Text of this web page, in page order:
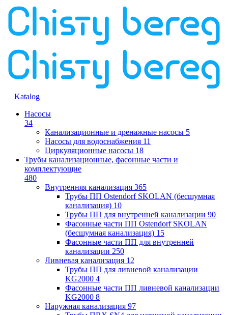
Katalog
Насосы
34
Канализационные и дренажные насосы 5
Насосы для водоснабжения 11
Циркуляционные насосы 18
Трубы канализационные, фасонные части и
комплектующие
480
Внутренняя канализация 365
Трубы ПП Ostendorf SKOLAN (бесшумная
канализация) 10
Трубы ПП для внутренней канализации 90
Фасонные части ПП Ostendorf SKOLAN
(бесшумная канализация) 15
Фасонные части ПП для внутренней
канализации 250
Ливневая канализация 12
Трубы ПП для ливневой канализации
KG2000 4
Фасонные части ПП ливневой канализации
KG2000 8
Наружная канализация 97